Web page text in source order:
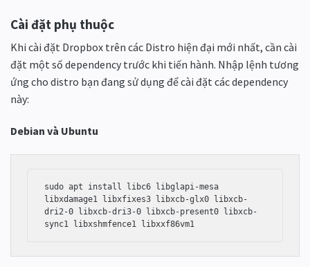
Cài đặt phụ thuộc
Khi cài đặt Dropbox trên các Distro hiện đại mới nhất, cần cài
đặt một số dependency trước khi tiến hành. Nhập lệnh tương
ứng cho distro bạn đang sử dụng để cài đặt các dependency
này:
Debian và Ubuntu
sudo apt install libc6 libglapi-mesa
libxdamage1 libxfixes3 libxcb-glx0 libxcb-
dri2-0 libxcb-dri3-0 libxcb-present0 libxcb-